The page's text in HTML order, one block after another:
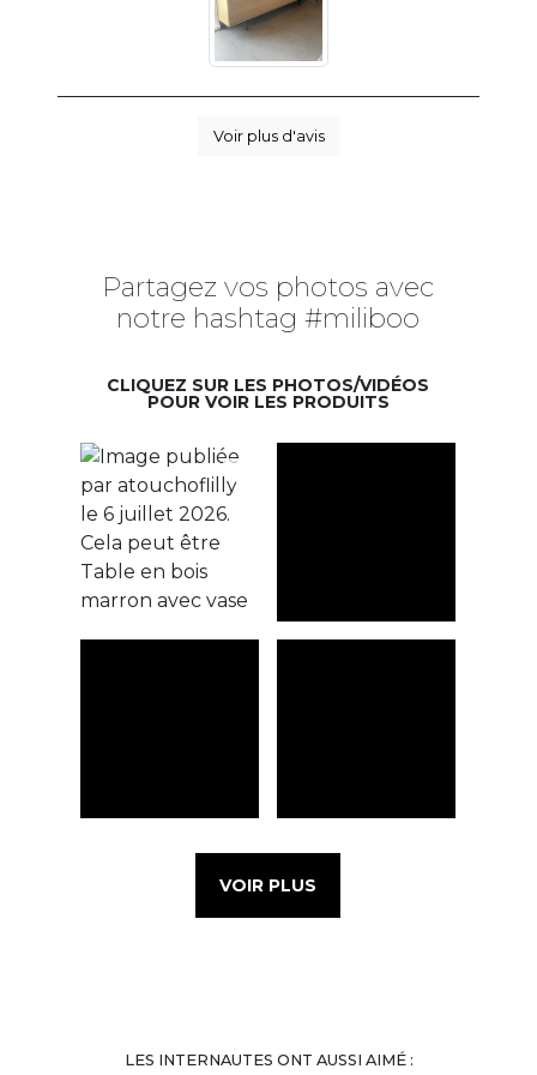
Voir plus d'avis
Partagez vos photos avec
notre hashtag #miliboo
CLIQUEZ SUR LES PHOTOS/VIDÉOS
POUR VOIR LES PRODUITS
VOIR PLUS
LES INTERNAUTES ONT AUSSI AIMÉ :